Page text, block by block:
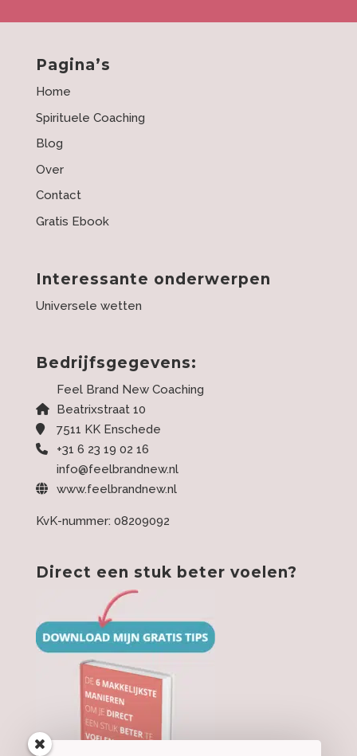
Pagina’s
Home
Spirituele Coaching
Blog
Over
Contact
Gratis Ebook
Interessante onderwerpen
Universele wetten
Bedrijfsgegevens:
Feel Brand New Coaching
Beatrixstraat 10
7511 KK Enschede
+31 6 23 19 02 16
info@feelbrandnew.nl
www.feelbrandnew.nl
KvK-nummer: 08209092
Direct een stuk beter voelen?